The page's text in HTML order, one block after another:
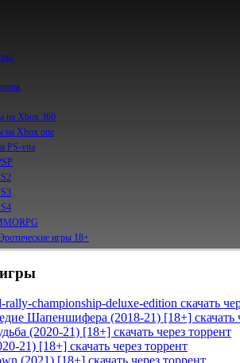
на Xbox 360
на Xbox one
PS-vita
игры 18+
championship-deluxe-edition скачать
Шапеншифера (2018-21) [18+] скачать
(2020-21) [18+] скачать через торрент
21) [18+] скачать через торрент